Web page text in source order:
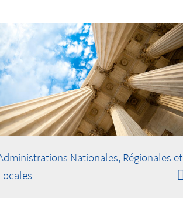
Nationales, Régionales et